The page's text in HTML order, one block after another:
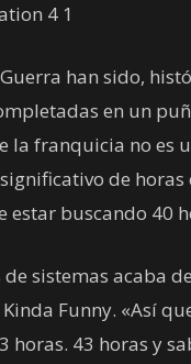
han sido,
en un
la franquicia no
de
estar buscando 40
sistemas acaba
Funny. «Así
horas. 43 horas y